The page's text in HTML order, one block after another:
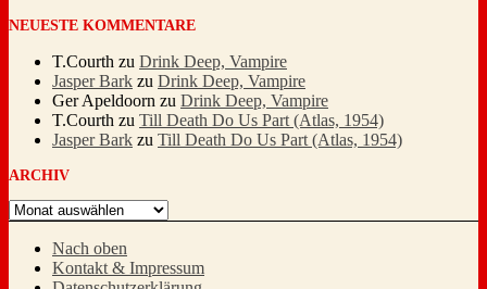
NEUESTE KOMMENTARE
T.Courth zu Drink Deep, Vampire
Jasper Bark zu Drink Deep, Vampire
Ger Apeldoorn zu Drink Deep, Vampire
T.Courth zu Till Death Do Us Part (Atlas, 1954)
Jasper Bark zu Till Death Do Us Part (Atlas, 1954)
ARCHIV
Archiv
Nach oben
Kontakt & Impressum